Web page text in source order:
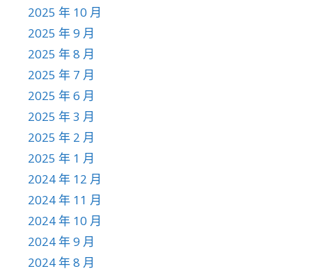
2025 年 10 月
2025 年 9 月
2025 年 8 月
2025 年 7 月
2025 年 6 月
2025 年 3 月
2025 年 2 月
2025 年 1 月
2024 年 12 月
2024 年 11 月
2024 年 10 月
2024 年 9 月
2024 年 8 月